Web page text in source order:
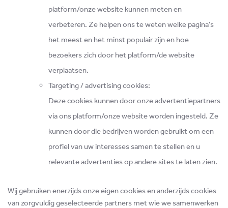
platform/onze website kunnen meten en
verbeteren. Ze helpen ons te weten welke pagina's
het meest en het minst populair zijn en hoe
bezoekers zich door het platform/de website
verplaatsen.
Targeting / advertising cookies:
Deze cookies kunnen door onze advertentiepartners
via ons platform/onze website worden ingesteld. Ze
kunnen door die bedrijven worden gebruikt om een
profiel van uw interesses samen te stellen en u
relevante advertenties op andere sites te laten zien.
Wij gebruiken enerzijds onze eigen cookies en anderzijds cookies
van zorgvuldig geselecteerde partners met wie we samenwerken